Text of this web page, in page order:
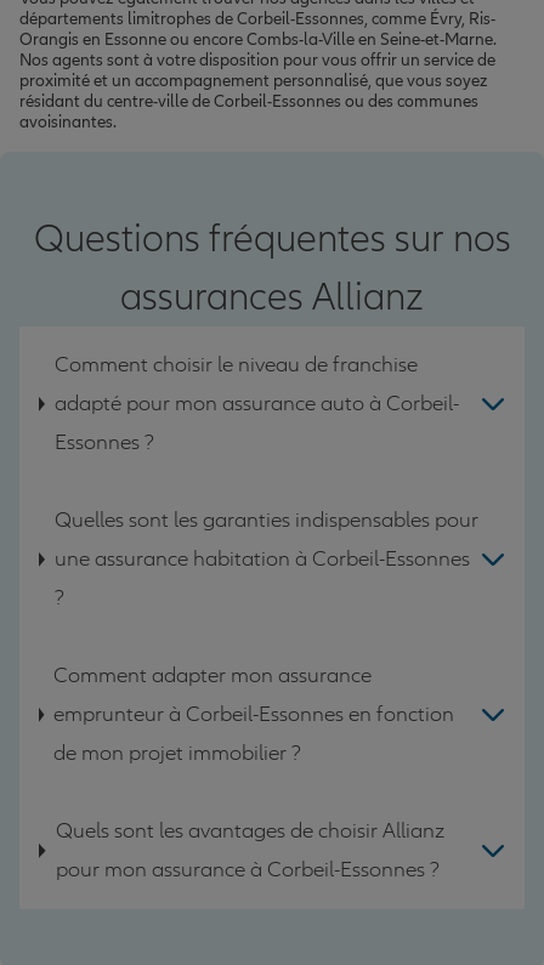
départements limitrophes de Corbeil-Essonnes, comme Évry, Ris-
Orangis en Essonne ou encore Combs-la-Ville en Seine-et-Marne.
Nos agents sont à votre disposition pour vous offrir un service de
proximité et un accompagnement personnalisé, que vous soyez
résidant du centre-ville de Corbeil-Essonnes ou des communes
avoisinantes.
Questions fréquentes sur nos
assurances Allianz
Comment choisir le niveau de franchise
adapté pour mon assurance auto à Corbeil-
Essonnes ?
Quelles sont les garanties indispensables pour
une assurance habitation à Corbeil-Essonnes
?
Comment adapter mon assurance
emprunteur à Corbeil-Essonnes en fonction
de mon projet immobilier ?
Quels sont les avantages de choisir Allianz
pour mon assurance à Corbeil-Essonnes ?